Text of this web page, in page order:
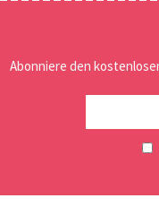
Abonniere den